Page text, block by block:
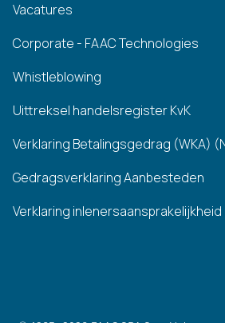
Vacatures
Corporate - FAAC Technologies
Whistleblowing
Uittreksel handelsregister KvK
Verklaring Betalingsgedrag (WKA)
Gedragsverklaring Aanbesteden
Verklaring inlenersaansprakelijkheid